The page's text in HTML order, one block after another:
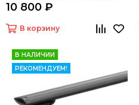
черные, 1,2м)
10 800 ₽
В корзину
В НАЛИЧИИ
РЕКОМЕНДУЕМ!